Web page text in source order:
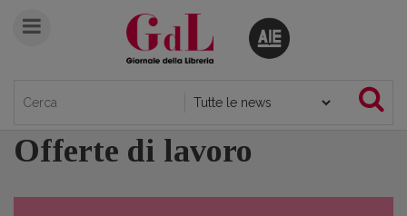
Offerte di lavoro